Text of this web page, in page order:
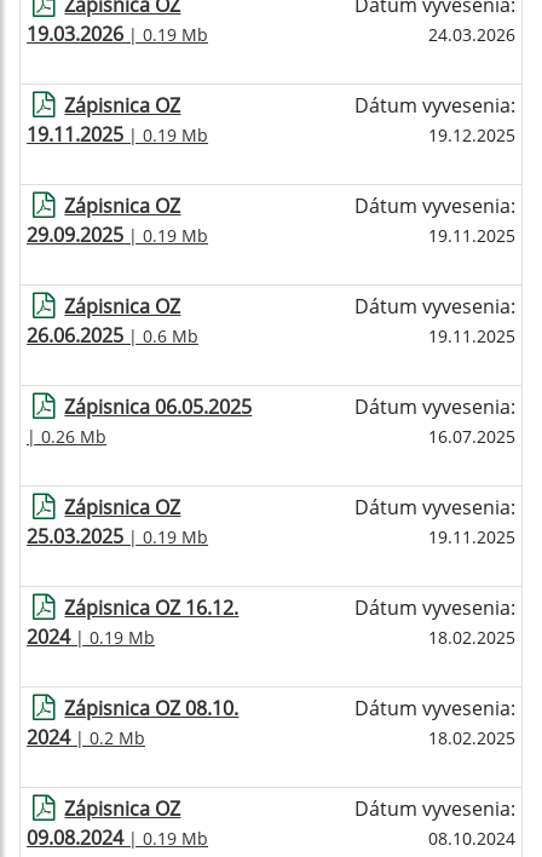
19.03.2026 | 0.19 Mb 24.03.2026
Zápisnica OZ
19.11.2025 | 0.19 Mb
Dátum vyvesenia:
19.12.2025
Zápisnica OZ
29.09.2025 | 0.19 Mb
Dátum vyvesenia:
19.11.2025
Zápisnica OZ
26.06.2025 | 0.6 Mb
Dátum vyvesenia:
19.11.2025
Zápisnica 06.05.2025
| 0.26 Mb
Dátum vyvesenia:
16.07.2025
Zápisnica OZ
25.03.2025 | 0.19 Mb
Dátum vyvesenia:
19.11.2025
Zápisnica OZ 16.12.
2024| 0.19 Mb
Dátum vyvesenia:
18.02.2025
Zápisnica OZ 08.10.
2024| 0.2 Mb
Dátum vyvesenia:
18.02.2025
Zápisnica OZ
09.08.2024| 0.19 Mb
Dátum vyvesenia:
08.10.2024